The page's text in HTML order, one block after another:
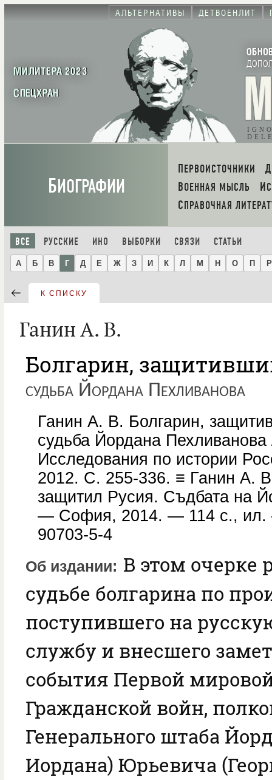
АЛЬТЕРНАТИВЫ ДЕТВОЕНЛИТ
МИЛИТЕРА 2023
СПЕЦХРАН
БИОГРАФИИ
ПЕРВОИСТОЧНИКИ
ВОЕННАЯ МЫСЛЬ
СПРАВОЧНАЯ
ВСЕ РУССКИЕ ИНО ВЫБОРКИ СВЯЗИ СТАТЬИ
А Б В Г Д Е Ж З И К Л М Н О П Р
К СПИСКУ
Ганин А. В.
Болгарин,
судьба Йордана Пехливанова
Ганин А. В. Болгарин,
судьба Йордана Пехливанова
Исследования по истории
2012. С. 255-336. ≡ Ганин A.
защитил Русия. Съдбата на
— София, 2014. — 114 с., ил.
90703-5-4
Об издании
В этом очерке
судьбе болгарина по
поступившего на
службу и внесшего
события Первой
Гражданской войн,
Генерального штаба
Иордана) Юрьевича